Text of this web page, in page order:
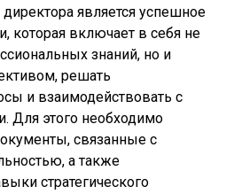
является успешное
которая включает в себя не
знаний, но и
решать
и взаимодействовать с
Для этого необходимо
связанные с
а также
стратегического